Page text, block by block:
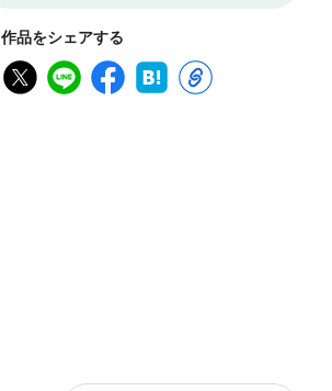
作品をシェアする